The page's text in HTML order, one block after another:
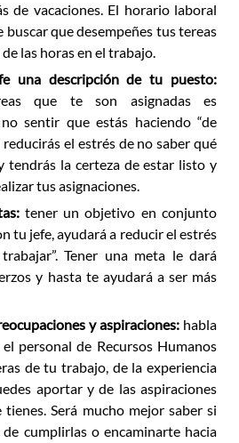
de vacaciones. El horario laboral
que desempeñes tus tereas
las horas en el trabajo.
una descripción de tu puesto:
que te son asignadas es
sentir que estás haciendo “de
reducirás el estrés de no saber qué
tendrás la certeza de estar listo y
tus asignaciones.
tener un objetivo en conjunto
tu jefe, ayudará a reducir el estrés
Tener una meta le dará
y hasta te ayudará a ser más
y aspiraciones:habla
personal de Recursos Humanos
de tu trabajo, de la experiencia
aportar y de las aspiraciones
tienes. Será mucho mejor saber si
cumplirlas o encaminarte hacia